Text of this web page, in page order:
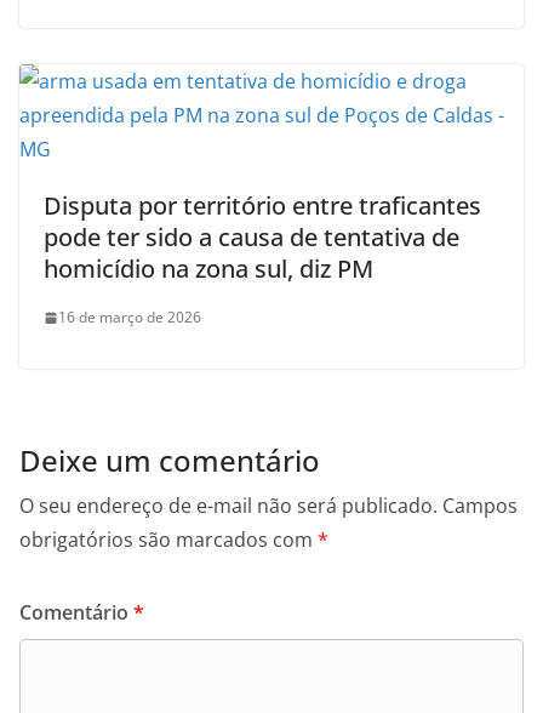
Disputa por território entre traficantes
pode ter sido a causa de tentativa de
homicídio na zona sul, diz PM
16 de março de 2026
Deixe um comentário
O seu endereço de e-mail não será publicado. Campos
obrigatórios são marcados com *
Comentário *